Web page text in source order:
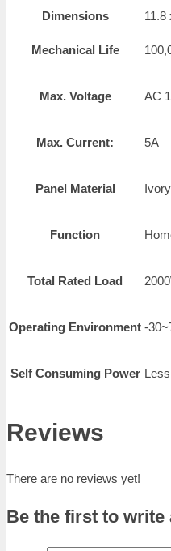
Dimensions 11.8
Mechanical Life
Max. Voltage AC
Max. Current: 5A
Panel Material
Function
Total Rated Load
Operating Environment -
Self Consuming Power
Reviews
There are no reviews yet!
Be the first to write